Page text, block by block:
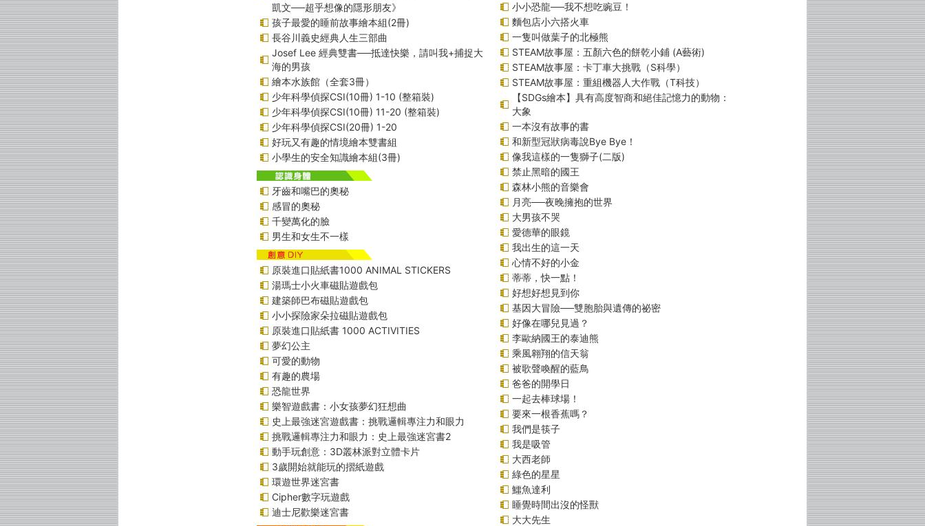
凱文──超乎想像的隱形朋友》
孩子最愛的睡前故事繪本組(2冊)
長谷川義史經典人生三部曲
Josef Lee 經典雙書──抵達快樂，請叫我+捕捉大
海的男孩
繪本水族館（全套3冊）
少年科學偵探CSI(10冊) 1-10 (整箱裝)
少年科學偵探CSI(10冊) 11-20 (整箱裝)
少年科學偵探CSI(20冊) 1-20
好玩又有趣的情境繪本雙書組
小學生的安全知識繪本組(3冊)
牙齒和嘴巴的奧秘
感冒的奧秘
千變萬化的臉
男生和女生不一樣
原裝進口貼紙書1000 ANIMAL STICKERS
湯瑪士小火車磁貼遊戲包
建築師巴布磁貼遊戲包
小小探險家朵拉磁貼遊戲包
原裝進口貼紙書 1000 ACTIVITIES
夢幻公主
可愛的動物
有趣的農場
恐龍世界
樂智遊戲書：小女孩夢幻狂想曲
史上最強迷宮遊戲書：挑戰邏輯專注力和眼力
挑戰邏輯專注力和眼力：史上最強迷宮書2
動手玩創意：3D叢林派對立體卡片
3歲開始就能玩的摺紙遊戲
環遊世界迷宮書
Cipher數字玩遊戲
迪士尼歡樂迷宮書
小小恐龍──我不想吃豌豆！
麵包店小六搭火車
一隻叫做葉子的北極熊
STEAM故事屋：五顏六色的餅乾小鋪 (A藝術)
STEAM故事屋：卡丁車大挑戰（S科學）
STEAM故事屋：重組機器人大作戰（T科技）
【SDGs繪本】具有高度智商和絕佳記憶力的動物：
大象
一本沒有故事的書
和新型冠狀病毒說Bye Bye！
像我這樣的一隻獅子(二版)
禁止黑暗的國王
森林小熊的音樂會
月亮──夜晚擁抱的世界
大男孩不哭
愛德華的眼鏡
我出生的這一天
心情不好的小金
蒂蒂，快一點！
好想好想見到你
基因大冒險──雙胞胎與遺傳的祕密
好像在哪兒見過？
李歐納國王的泰迪熊
乘風翱翔的信天翁
被歌聲喚醒的藍鳥
爸爸的開學日
一起去棒球場！
要來一根香蕉嗎？
我們是筷子
我是吸管
大西老師
綠色的星星
鱷魚達利
睡覺時間出沒的怪獸
大大先生